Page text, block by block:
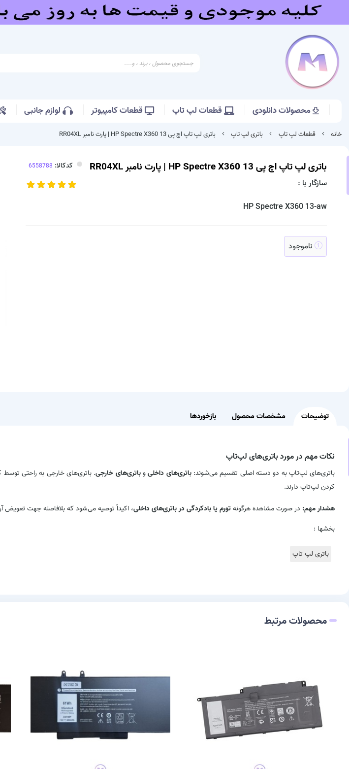
محصولات دانلودی قطعات لپ تاپ قطعات کامپیوتر لوازم جانبی
خانه قطعات لپ تاپ باتری لپ تاپ باتری لپ تاپ اچ پی HP Spectre X360 13 | پارت نامبر RR04XL
باتری لپ تاپ اچ پی HP Spectre X360 13 | پارت نامبر RR04XL
سازگار با :
HP Spectre X360 13-aw
کدکالا:
ناموجود
توضیحات مشخصات محصول بازخوردها
نکات مهم در مورد باتری‌های لپ‌تاپ
باتری‌های لپ‌تاپ به دو دسته اصلی تقسیم می‌شوند:باتری‌های داخلیوباتری‌های خارجی. باتری‌های خارجی به راحتی توسط
کردن لپ‌تاپ دارند.
هشدار مهم: در صورت مشاهده هرگونهتورم یا بادکردگی در باتری‌های داخلی، اکیداً توصیه می‌شود که بلافاصله جهت تعویض
بخشها :
باتری لپ تاپ
محصولات مرتبط